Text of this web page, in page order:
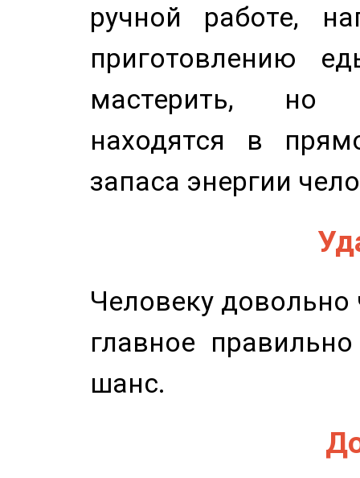
ручной работе,
приготовлению
мастерить, но
находятся в
запаса энергии
Человеку довольно
главное
шанс.